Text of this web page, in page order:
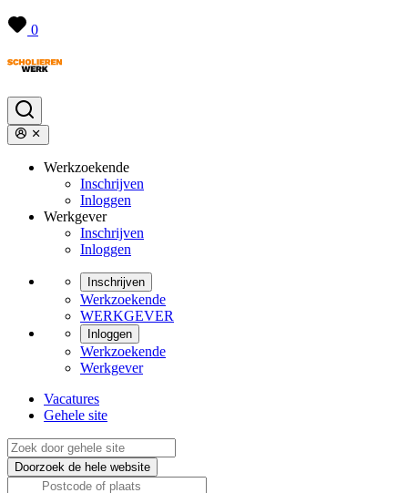
0
Werkzoekende
Inschrijven
Inloggen
Werkgever
Inschrijven
Inloggen
Inschrijven
Werkzoekende
WERKGEVER
Inloggen
Werkzoekende
Werkgever
Vacatures
Gehele site